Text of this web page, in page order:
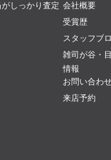
しっかり査定 会社概要
受賞歴
スタッフブ
雑司が谷・
情報
お問い合わ
来店予約